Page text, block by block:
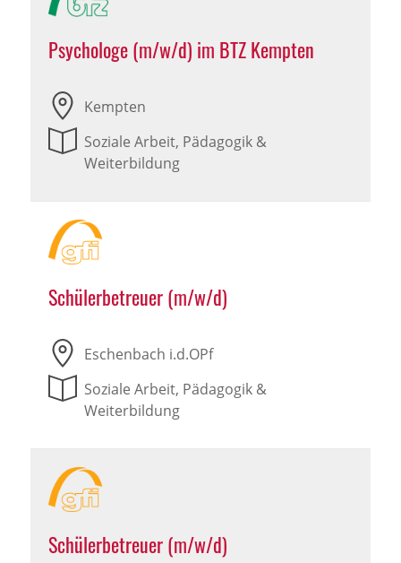
Psychologe (m/w/d) im BTZ Kempten
Kempten
Soziale Arbeit, Pädagogik &
Weiterbildung
Schülerbetreuer (m/w/d)
Eschenbach i.d.OPf
Soziale Arbeit, Pädagogik &
Weiterbildung
Schülerbetreuer (m/w/d)